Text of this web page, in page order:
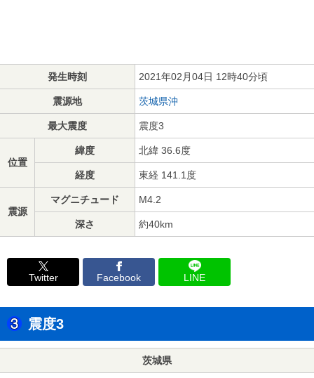
発生時刻 2021年02月04日 12時40分頃
震源地 茨城県沖
最大震度 震度3
位置
緯度 北緯 36.6度
経度 東経 141.1度
震源
マグニチュード M4.2
深さ 約40km
Twitter Facebook LINE
震度3
茨城県